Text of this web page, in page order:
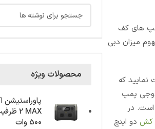
های کف
میزان دبی
نمایید که
پمپ
است. در
کش دو اینچ
محصولات ویژه
500 وات